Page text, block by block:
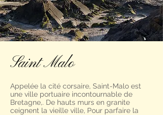
Saint Malo
Appelée la cité corsaire, Saint-Malo est
une ville portuaire incontournable de
Bretagne,. De hauts murs en granite
ceignent la vieille ville, Pour parfaire la